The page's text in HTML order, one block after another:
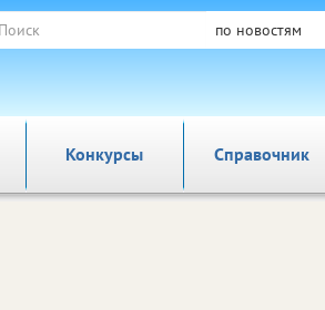
по новостям
Справочник
Конкурсы